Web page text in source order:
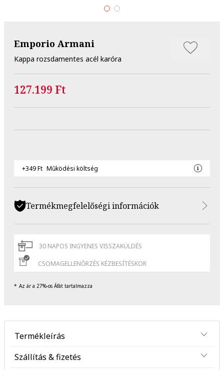
Emporio Armani
Kappa rozsdamentes acél karóra
127.199 Ft
+349 Ft Működési költség
Termékmegfelelőségi információk
30 NAPOS INGYENES VISSZAKÜLDÉS
CSOMAGELLENŐRZÉS KÉZBESÍTÉSKOR
Az ár a 27%-os Áfát tartalmazza
Termékleírás
Szállítás & fizetés